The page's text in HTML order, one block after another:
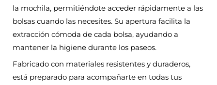
la mochila, permitiéndote acceder rápidamente a las
bolsas cuando las necesites. Su apertura facilita la
extracción cómoda de cada bolsa, ayudando a
mantener la higiene durante los paseos.
Fabricado con materiales resistentes y duraderos,
está preparado para acompañarte en todas tus